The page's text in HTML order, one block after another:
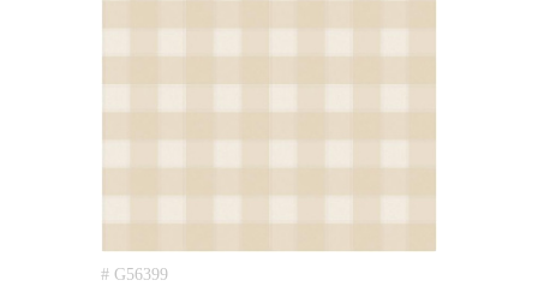
# G56399